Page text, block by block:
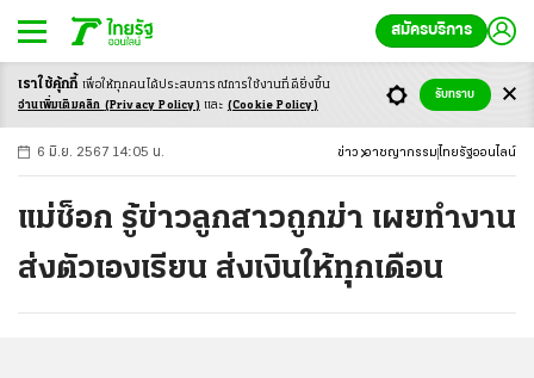
สมัครบริการ
-ก ก ก+
6 มิ.ย. 2567 14:05 น. ข่าว อาชญากรรม ไทยรัฐออนไลน์
แม่ช็อก รู้ข่าวลูกสาวถูกฆ่า เผยทำงาน
ส่งตัวเองเรียน ส่งเงินให้ทุกเดือน
เราใช้คุ้กกี้ เพื่อให้ทุกคนได้ประสบการณ์การใช้งานที่ดียิ่งขึ้น
อ่านเพิ่มเติมคลิก (Privacy Policy) และ (Cookie Policy)
รับทราบ